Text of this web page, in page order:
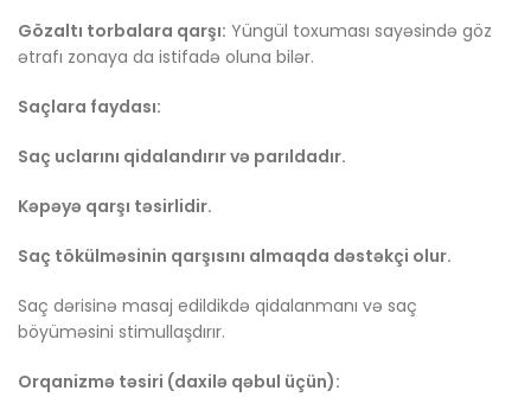
Gözaltı torbalara qarşı: Yüngül toxuması sayəsində göz
ətrafı zonaya da istifadə oluna bilər.
Saçlara faydası:
Saç uclarını qidalandırır və parıldadır.
Kəpəyə qarşı təsirlidir.
Saç tökülməsinin qarşısını almaqda dəstəkçi olur.
Saç dərisinə masaj edildikdə qidalanmanı və saç
böyüməsini stimullaşdırır.
Orqanizmə təsiri (daxilə qəbul üçün):